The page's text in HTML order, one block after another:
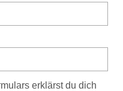
erklärst du dich